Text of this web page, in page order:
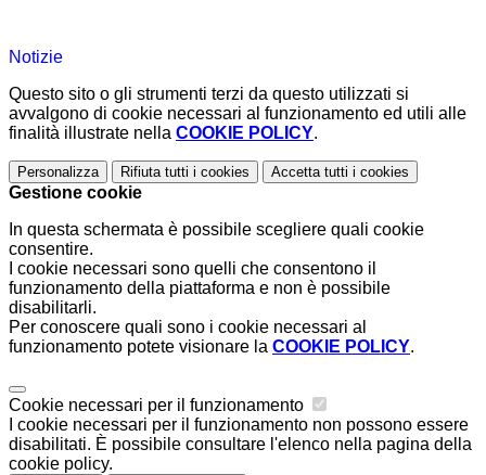
Notizie
Questo sito o gli strumenti terzi da questo utilizzati si
avvalgono di cookie necessari al funzionamento ed utili alle
finalità illustrate nella COOKIE POLICY.
Personalizza Rifiuta tutti i cookies Accetta tutti i cookies
Gestione cookie
In questa schermata è possibile scegliere quali cookie
consentire.
I cookie necessari sono quelli che consentono il
funzionamento della piattaforma e non è possibile
disabilitarli.
Per conoscere quali sono i cookie necessari al
funzionamento potete visionare la COOKIE POLICY.
Cookie necessari per il funzionamento
I cookie necessari per il funzionamento non possono essere
disabilitati. È possibile consultare l'elenco nella pagina della
cookie policy.